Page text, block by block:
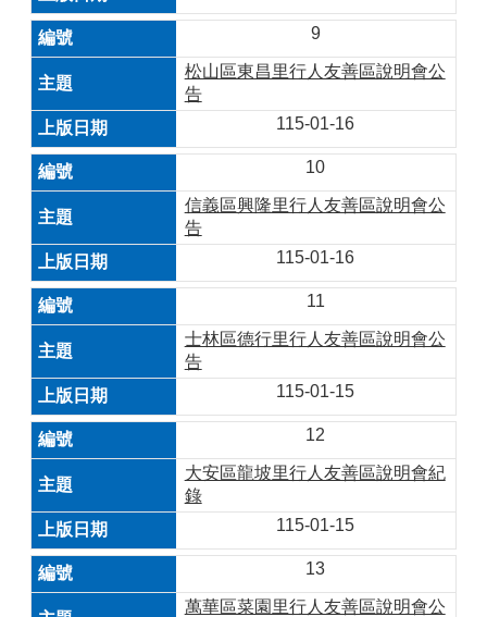
9
松山區東昌里行人友善區說明會公
告
115-01-16
10
信義區興隆里行人友善區說明會公
告
115-01-16
11
士林區德行里行人友善區說明會公
告
115-01-15
12
大安區龍坡里行人友善區說明會紀
錄
115-01-15
13
萬華區菜園里行人友善區說明會公